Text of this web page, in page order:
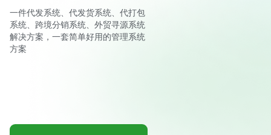
一件代发系统、代发货系统、代打包
系统、跨境分销系统、外贸寻源系统
解决方案，一套简单好用的管理系统
方案